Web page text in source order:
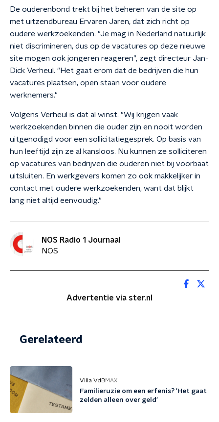
De ouderenbond trekt bij het beheren van de site op
met uitzendbureau Ervaren Jaren, dat zich richt op
oudere werkzoekenden. "Je mag in Nederland natuurlijk
niet discrimineren, dus op de vacatures op deze nieuwe
site mogen ook jongeren reageren", zegt directeur Jan-
Dick Verheul. "Het gaat erom dat de bedrijven die hun
vacatures plaatsen, open staan voor oudere
werknemers."
Volgens Verheul is dat al winst. "Wij krijgen vaak
werkzoekenden binnen die ouder zijn en nooit worden
uitgenodigd voor een sollicitatiegesprek. Op basis van
hun leeftijd zijn ze al kansloos. Nu kunnen ze solliciteren
op vacatures van bedrijven die ouderen niet bij voorbaat
uitsluiten. En werkgevers komen zo ook makkelijker in
contact met oudere werkzoekenden, want dat blijkt
lang niet altijd eenvoudig."
NOS Radio 1 Journaal
NOS
Advertentie via ster.nl
Gerelateerd
Villa VdBMAX
Familieruzie om een erfenis? 'Het gaat
zelden alleen over geld'